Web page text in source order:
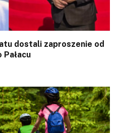
dostali zaproszenie od